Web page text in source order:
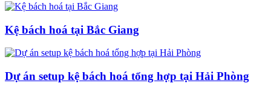
Kệ bách hoá tại Bắc Giang
Dự án setup kệ bách hoá tổng hợp tại Hải Phòng